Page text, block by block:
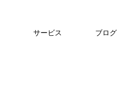
サービス ブログ